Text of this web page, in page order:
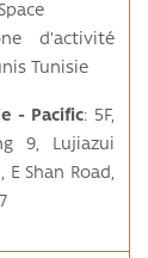
d’activité
Tunisie
- Pacific: 5F,
9, Lujiazui
E Shan Road,